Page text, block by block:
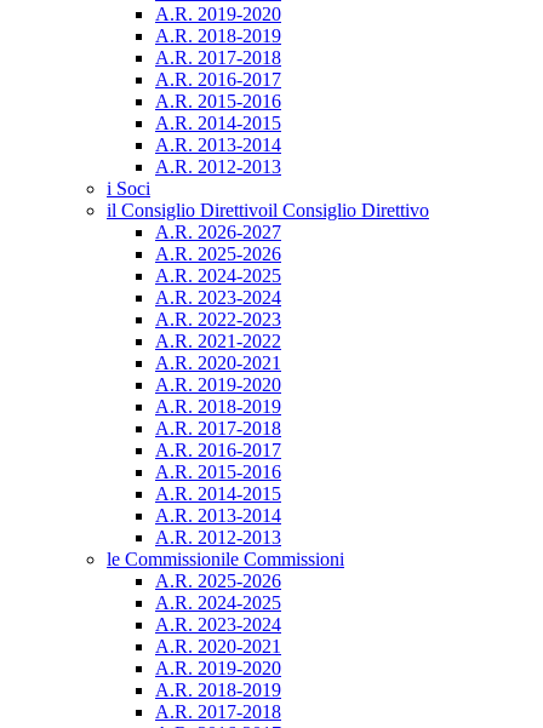
A.R. 2019-2020
A.R. 2018-2019
A.R. 2017-2018
A.R. 2016-2017
A.R. 2015-2016
A.R. 2014-2015
A.R. 2013-2014
A.R. 2012-2013
i Soci
il Consiglio Direttivoil Consiglio Direttivo
A.R. 2026-2027
A.R. 2025-2026
A.R. 2024-2025
A.R. 2023-2024
A.R. 2022-2023
A.R. 2021-2022
A.R. 2020-2021
A.R. 2019-2020
A.R. 2018-2019
A.R. 2017-2018
A.R. 2016-2017
A.R. 2015-2016
A.R. 2014-2015
A.R. 2013-2014
A.R. 2012-2013
le Commissionile Commissioni
A.R. 2025-2026
A.R. 2024-2025
A.R. 2023-2024
A.R. 2020-2021
A.R. 2019-2020
A.R. 2018-2019
A.R. 2017-2018